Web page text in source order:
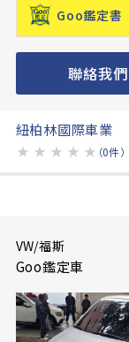
Goo鑑定書
聯絡我們
紐柏林國際車業
★ ★ ★ ★ ★ （0件）
VW/福斯
Goo鑑定車